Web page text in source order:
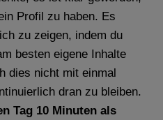
Profil zu haben. Es
zu zeigen, indem du
besten eigene Inhalte
dies nicht mit einmal
dran zu bleiben.
Tag 10 Minuten als